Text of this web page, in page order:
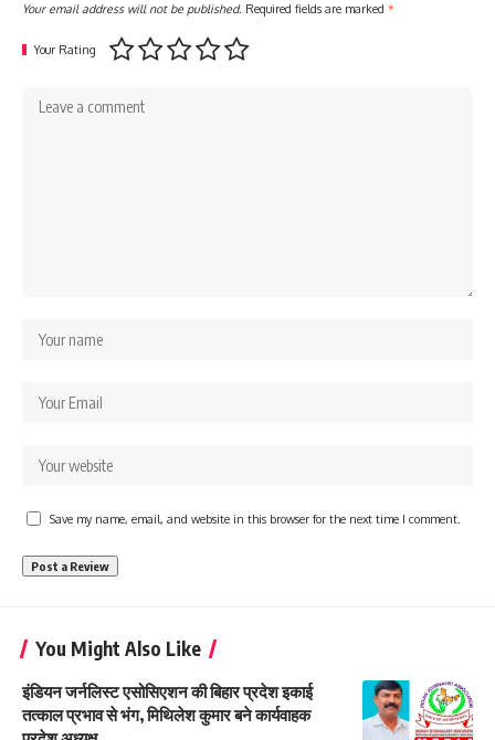
Your email address will not be published. Required fields are marked *
Your Rating
Save my name, email, and website in this browser for the next time I comment.
You Might Also Like
इंडियन जर्नलिस्ट एसोसिएशन की बिहार प्रदेश इकाई
तत्काल प्रभाव से भंग, मिथिलेश कुमार बने कार्यवाहक